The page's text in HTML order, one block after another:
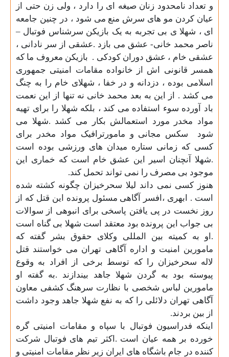
و تعداد نامحدود زنان صیغه ای را دارد ، ولی زن حتی از
عیان کردن مو های سرش منع می شود ، در چنین جامعه
ای ، شهلا ی بی تجربه به یک بازیکن سرشناس فوتبال –
ناصر محمد خانی- عشق می بازد .عشقی از سر نادانی ،
عشقی خام ، عشق دوران کودکی . بازیکن معروف ما که
همسر قانونی اش از خانواده مقامات امنیتی جمهوری
اسلامی بوده ، دزدانه و در خفا ، شهلای خام را به چنگ
می کشد . از این به بعد محمد خانی نه تنها از این نعمت
باد آورده سوء استفاده می کند ، بلکه شهلا را برای تهیه
مواد مخدر مورد استعمالش بکار می کشد .شهلا می
شود
سکس مجانی و مامورترافیک مواد مخدر برای
کسی که زمانی ستاره میدان های ورزشی بوده است
.شهلا آنچنان اسیر این عشق خام است که خماری این
موجود بی مصرف را نمی تواند تحمل کند.
هنوز کسی نمی داند لیلا سحرخیزان چگونه کشته شده
است . ابهری ،افسر آگاهی مسئول پرونده این قتل که از
روز نخست در پی یافتن پاسخی برای انبوهی از سوالات
بی جواب این پرونده بود معتقد است شهلا بی گناه است
.او به کمیته بین المللی وکلای حقوق بشر گفته که
مامورین امنیت و اداره آگاهی تهران می خواستند قتل
لاله سحرخیزان را که توسط برخی از افراد به وقوع
پیوسته بود به گردن شهلا جاهد بیندازند .به گفته او
مامورین لباس شخصی با نظارت سرهنگ کشفی معاون
آگاهی تهران دلائلی را که به نفع شهلا جاهد وجود داشت
از بین بردند.
اینکه فدراسیون فوتبال با سپاه و مقامات امنیتی گره
خورده بر همه عیان است .اکثر تیم های فوتبال شرکت
کننده در جام باشگاه های ایران زیر نظر مقامات امنیتی و